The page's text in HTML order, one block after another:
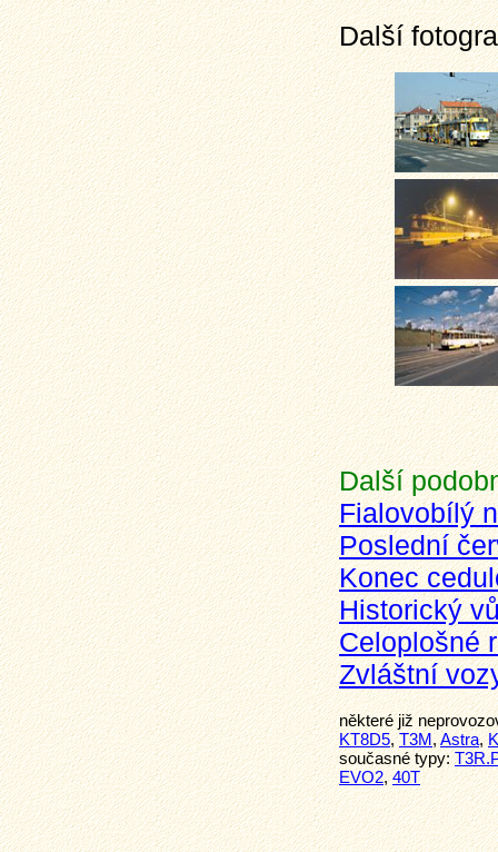
Další
Další
Fialovobílý
Poslední
Konec
Historický
Celoplošné
Zvláštní
některé již
KT8D5,T3M,Astra,
současné typy:
EVO2,40T